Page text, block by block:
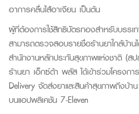
อาการคลื่นไส้อาเจียน เป็นต้น
ผู้ที่ต้องการใช้สิทธิบัตรทองสำหรับบรรเ
สามารถตรวจสอบรายชื่อร้านยาใกล้บ้า
สำนักงานหลักประกันสุขภาพแห่งชาติ (ส
ร้านยา เอ็กซ์ต้า พลัส ได้เข้าร่วมโครง
Delivery จัดส่งยาและสินค้าสุขภาพถึงบ้าน
บนแอปพลิเคชัน 7-Eleven